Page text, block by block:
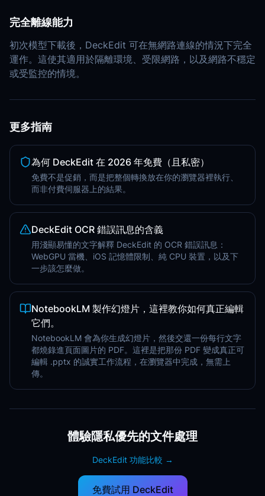
完全離線能力
初次模型下載後，DeckEdit 可在無網路連線的情況下完全
運作。這使其適用於隔離環境、受限網路，以及網路不穩定
或受監控的情境。
更多指南
為何 DeckEdit 在 2026 年免費（且私密）
免費不是促銷，而是把整個轉換放在你的瀏覽器裡執行、
而非付費伺服器上的結果。
DeckEdit OCR 錯誤訊息的含義
用淺顯易懂的文字解釋 DeckEdit 的 OCR 錯誤訊息：
WebGPU 當機、iOS 記憶體限制、純 CPU 裝置，以及下
一步該怎麼做。
NotebookLM 製作幻燈片，這裡教你如何真正編輯
它們。
NotebookLM 會為你生成幻燈片，然後交還一份每行文字
都燒錄進頁面圖片的 PDF。這裡是把那份 PDF 變成真正可
編輯 .pptx 的誠實工作流程，在瀏覽器中完成，無需上
傳。
體驗隱私優先的文件處理
DeckEdit 功能比較 →
免費試用 DeckEdit